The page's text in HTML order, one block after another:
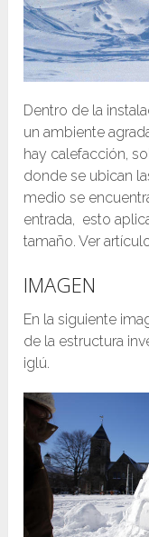
Dentro de la
un ambiente
hay calefacción,
donde se ubican
medio se
entrada, esto
tamaño. Ver
IMAGEN
En la siguiente
de la estructura
iglú.